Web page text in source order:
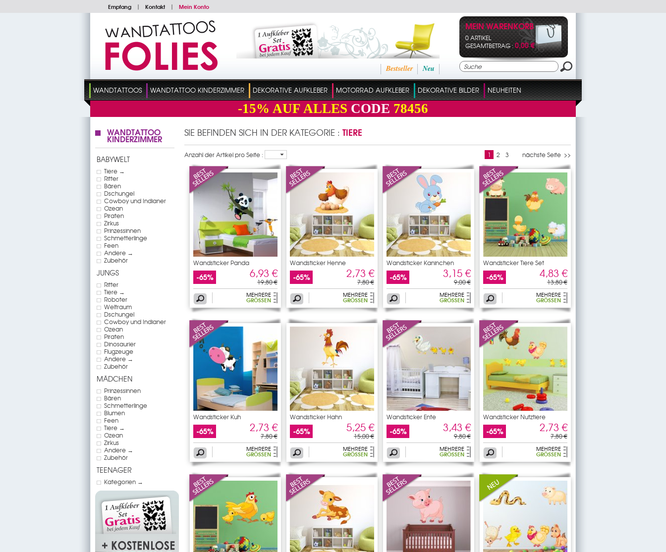
Empfang | Kontakt | Mein Konto
Neu
Bestseller
MEIN WARENKORB
0 ARTIKEL
GESAMTBETRAG :0,00 €
WANDTATTOOS WANDTATTOO KINDERZIMMER DEKORATIVE AUFKLEBER MOTORRAD AUFKLEBER DEKORATIVE BILDER NEUHEITEN
-15% AUF ALLES CODE 78456
WANDTATTOO
KINDERZIMMER
BABYWELT
Tiere →
Ritter
Bären
Dschungel
Cowboy und Indianer
Ozean
Piraten
Zirkus
Prinzessinnen
Schmetterlinge
Feen
Andere →
Zubehör
JUNGS
Ritter
Tiere →
Roboter
Weltraum
Dschungel
Cowboy und Indianer
Ozean
Piraten
Dinosaurier
Flugzeuge
Andere →
Zubehör
MÄDCHEN
Prinzessinnen
Bären
Schmetterlinge
Blumen
Feen
Tiere →
Ozean
Zirkus
Andere →
Zubehör
TEENAGER
Kategorien →
SIE BEFINDEN SICH IN DER KATEGORIE : TIERE
Anzahl der Artikel pro Seite : 1 2 3 nächste Seite >>
Wandsticker Panda
-65% 6,93 €
19,80 €
MEHRERE
GRÖSSEN
Wandsticker Henne
-65% 2,73 €
7,80 €
MEHRERE
GRÖSSEN
Wandsticker Kaninchen
-65% 3,15 €
9,00 €
MEHRERE
GRÖSSEN
Wandsticker Tiere Set
-65% 4,83 €
13,80 €
MEHRERE
GRÖSSEN
Wandsticker Kuh
-65% 2,73 €
7,80 €
MEHRERE
GRÖSSEN
Wandsticker Hahn
-65% 5,25 €
15,00 €
MEHRERE
GRÖSSEN
Wandsticker Ente
-65% 3,43 €
9,80 €
MEHRERE
GRÖSSEN
Wandsticker Nutztiere
-65% 2,73 €
7,80 €
MEHRERE
GRÖSSEN